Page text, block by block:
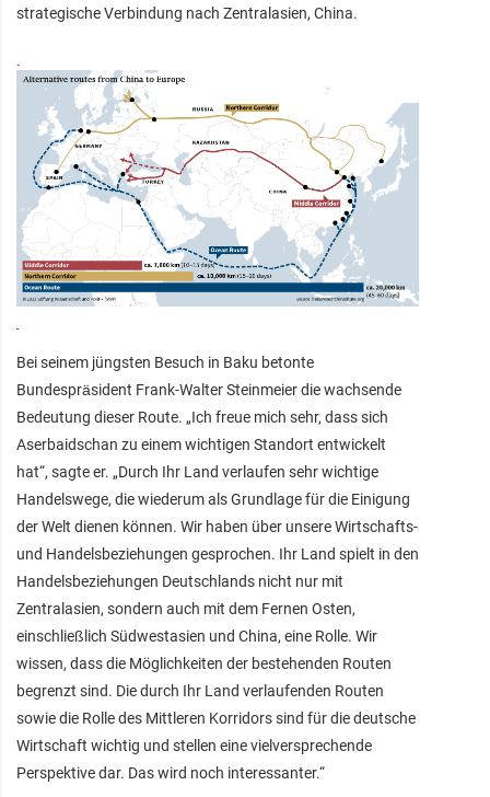
strategische Verbindung nach Zentralasien, China.
Bei seinem jüngsten Besuch in Baku betonte
Bundespräsident Frank-Walter Steinmeier die wachsende
Bedeutung dieser Route. „Ich freue mich sehr, dass sich
Aserbaidschan zu einem wichtigen Standort entwickelt
hat“, sagte er. „Durch Ihr Land verlaufen sehr wichtige
Handelswege, die wiederum als Grundlage für die Einigung
der Welt dienen können. Wir haben über unsere Wirtschafts-
und Handelsbeziehungen gesprochen. Ihr Land spielt in den
Handelsbeziehungen Deutschlands nicht nur mit
Zentralasien, sondern auch mit dem Fernen Osten,
einschließlich Südwestasien und China, eine Rolle. Wir
wissen, dass die Möglichkeiten der bestehenden Routen
begrenzt sind. Die durch Ihr Land verlaufenden Routen
sowie die Rolle des Mittleren Korridors sind für die deutsche
Wirtschaft wichtig und stellen eine vielversprechende
Perspektive dar. Das wird noch interessanter.“